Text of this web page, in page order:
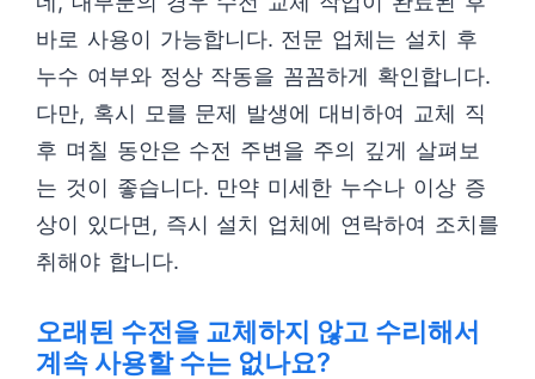
바로 사용이 가능합니다. 전문 업체는 설치 후
누수 여부와 정상 작동을 꼼꼼하게 확인합니다.
다만, 혹시 모를 문제 발생에 대비하여 교체 직
후 며칠 동안은 수전 주변을 주의 깊게 살펴보
는 것이 좋습니다. 만약 미세한 누수나 이상 증
상이 있다면, 즉시 설치 업체에 연락하여 조치를
취해야 합니다.
오래된 수전을 교체하지 않고 수리해서
계속 사용할 수는 없나요?